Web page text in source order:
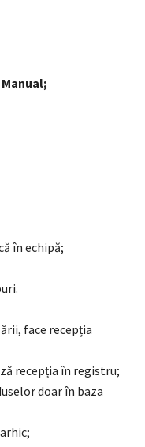
în echipă;
face recepția
recepția în registru;
doar în baza